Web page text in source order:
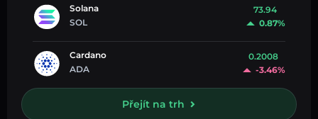
Solana
SOL
73.94
0.87%
Cardano
ADA
0.2008
-3.46%
Přejít na trh